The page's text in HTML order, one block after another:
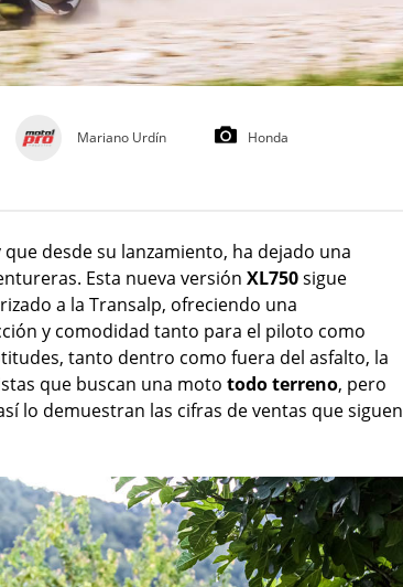
Mariano Urdín
Honda
desde su lanzamiento, ha dejado una
Esta nueva versión XL750sigue
a la Transalp, ofreciendo una
y comodidad tanto para el piloto como
tanto dentro como fuera del asfalto, la
que buscan una moto todo terreno, pero
lo demuestran las cifras de ventas que siguen